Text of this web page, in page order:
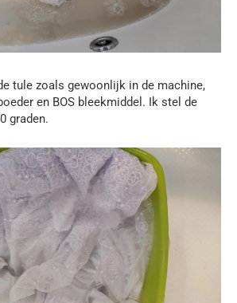
tule zoals gewoonlijk in de machine,
en BOS bleekmiddel. Ik stel de
graden.